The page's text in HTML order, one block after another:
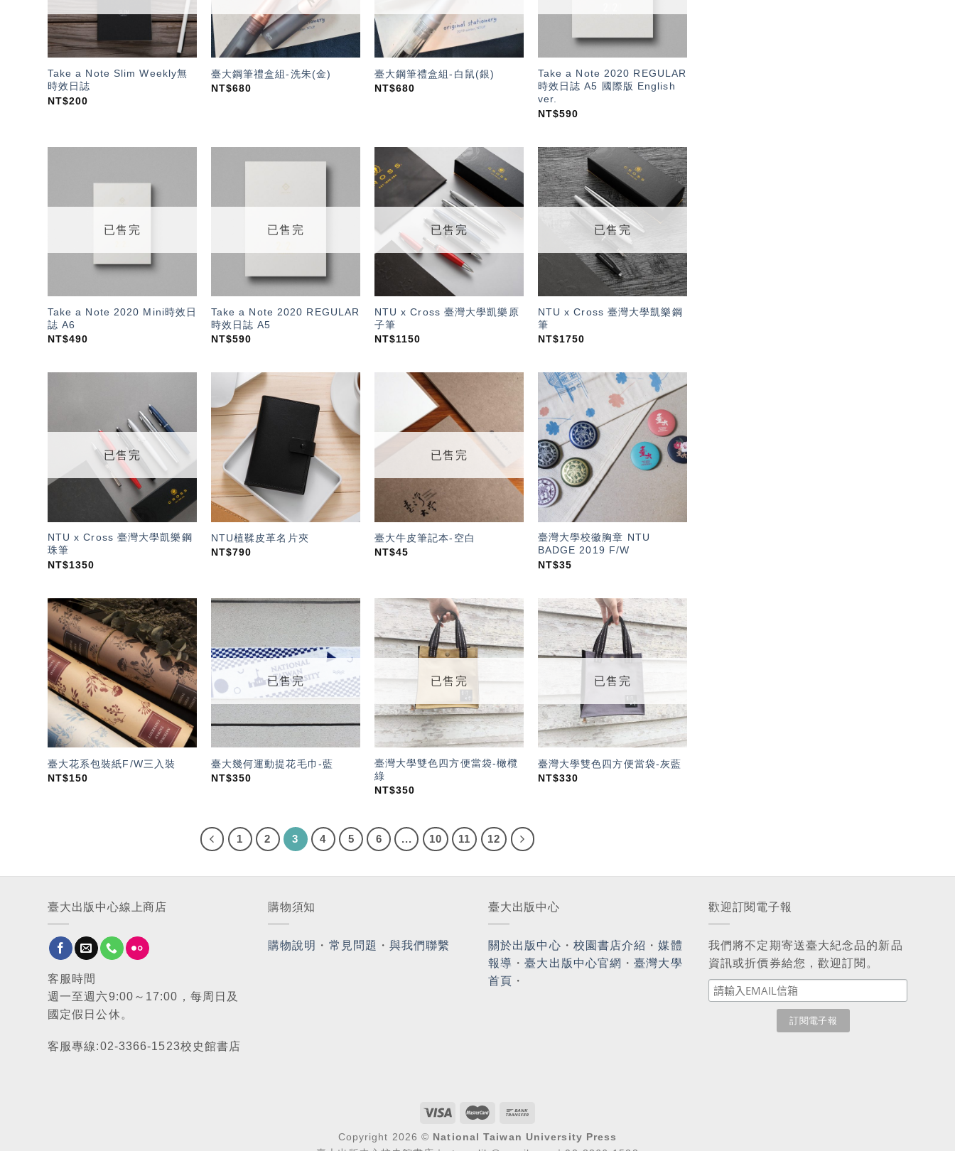
Take a Note Slim Weekly無
時效日誌
NT$200
臺大鋼筆禮盒組-洗朱(金)
NT$680
臺大鋼筆禮盒組-白鼠(銀)
NT$680
Take a Note 2020 REGULAR
時效日誌 A5 國際版 English
ver.
NT$590
望輕
已售完
Take a Note 2020 Mini時效日
誌 A6
NT$490
望輕
已售完
Take a Note 2020 REGULAR
時效日誌 A5
NT$590
加入
「願
望輕
已售完
NTU x Cross 臺灣大學凱樂原
子筆
NT$1150
「願
望輕
已售完
NTU x Cross 臺灣大學凱樂鋼
筆
NT$1750
「願
望輕
已售完
NTU x Cross 臺灣大學凱樂鋼
珠筆
NT$1350
加入
「願
望輕
單」
NTU植鞣皮革名片夾
NT$790
望輕
已售完
臺大牛皮筆記本-空白
NT$45
加入
「願
望輕
單」
臺灣大學校徽胸章 NTU
BADGE 2019 F/W
NT$35
加入
「願
望輕
單」
臺大花系包裝紙F/W三入裝
NT$150
「願
望輕
已售完
臺大幾何運動提花毛巾-藍
NT$350
加入
「願
望輕
已售完
臺灣大學雙色四方便當袋-橄欖
綠
NT$350
加入
「願
望輕
已售完
臺灣大學雙色四方便當袋-灰藍
NT$330
1 2 3 4 5 6 ... 10 11 12
臺大出版中心線上商店
客服時間
週一至週六9:00～17:00，每周日及
國定假日公休。
客服專線:02-3366-1523校史館書店
購物須知
購物說明 ・ 常見問題 ・與我們聯繫
臺大出版中心
關於出版中心 ・ 校園書店介紹 ・媒體
報導 ・臺大出版中心官網 ・臺灣大學
首頁 ・
歡迎訂閱電子報
我們將不定期寄送臺大紀念品的新品
資訊或折價券給您，歡迎訂閱。
Copyright 2026 © National Taiwan University Press